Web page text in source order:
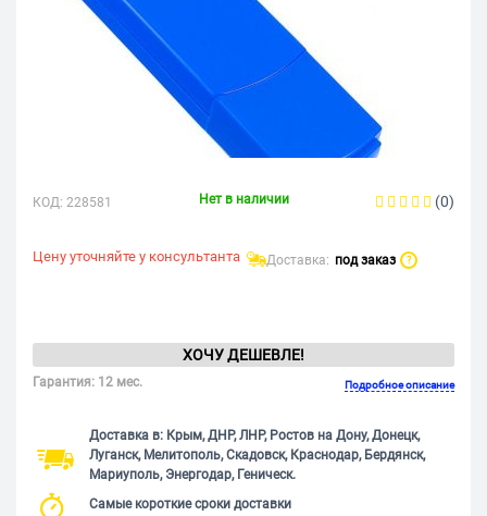
КОД: 228581 Нет в наличии (0)
Цену уточняйте у консультанта Доставка: под заказ ?
ХОЧУ ДЕШЕВЛЕ!
Гарантия: 12 мес. Подробное описание
Доставка в: Крым, ДНР, ЛНР, Ростов на Дону, Донецк,
Луганск, Мелитополь, Скадовск, Краснодар, Бердянск,
Мариуполь, Энергодар, Геническ.
Самые короткие сроки доставки